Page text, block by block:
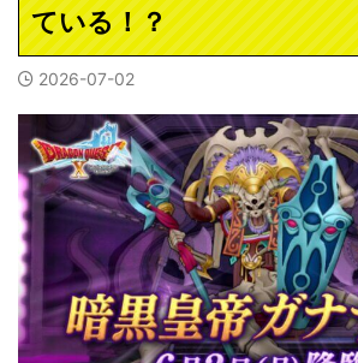
ている！？
2026-07-02